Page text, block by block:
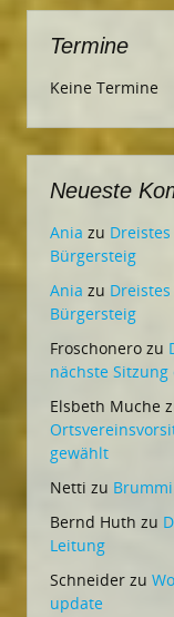
Termine
Keine Termine
Neueste
Ania zu
Bürgersteig
Ania zu
Bürgersteig
Froschonero zu
nächste
Elsbeth Muche
gewählt
Netti zu
Bernd Huth zu
Leitung
Schneider zu
update